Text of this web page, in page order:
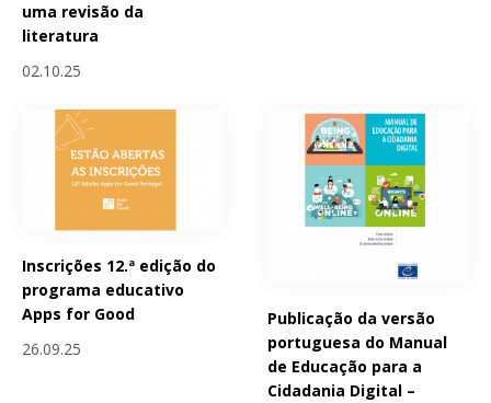
uma revisão da
literatura
02.10.25
Inscrições 12.ª edição do
programa educativo
Apps for Good
26.09.25
Publicação da versão
portuguesa do Manual
de Educação para a
Cidadania Digital –